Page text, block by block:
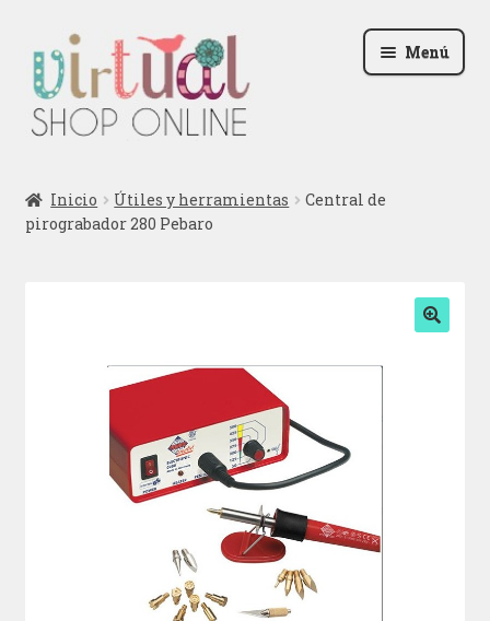
la
navegación
al
contenido
Menú
Podcast
Inicio Útiles y herramientas
Central de
pirograbador 280 Pebaro